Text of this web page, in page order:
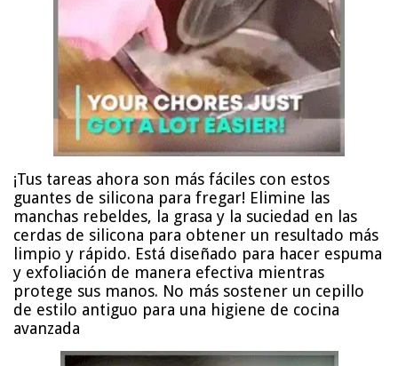
¡Tus tareas ahora son más fáciles con estos
guantes de silicona para fregar! Elimine las
manchas rebeldes, la grasa y la suciedad en las
cerdas de silicona para obtener un resultado más
limpio y rápido. Está diseñado para hacer espuma
y exfoliación de manera efectiva mientras
protege sus manos. No más sostener un cepillo
de estilo antiguo para una higiene de cocina
avanzada